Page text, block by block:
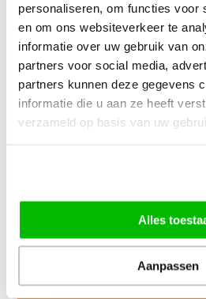
personaliseren, om functies voor
en om ons websiteverkeer te
informatie over uw gebruik van
partners voor social media,
partners kunnen deze gegevens
informatie die u aan ze heeft
verzameld op basis van uw
Alles
Aanpassen
Tapijt
vanaf 10%
Heb je een vraag over dit product?
Onze medewerker helpt je
Stuur mail of bel 085-